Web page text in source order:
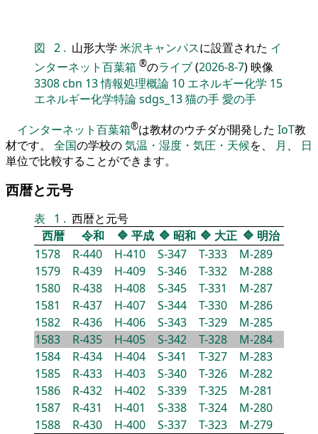
図 2 . 山形大学 米沢キャンパスに設置された イ
ンターネット百葉箱 ®のライブ(2026-8-7) 映像
3308cbn 13情報処理概論 10 エネルギー化学 15
エネルギー化学特論sdgs_13猫の手愛の手
インターネット百葉箱®は教材のウチダが開発した IoT教
材です。 全国の学校の気温・湿度・気圧・天候を、 月 、 日
単位で比較することができます。
西暦と元号
表 1 . 西暦と元号
西暦
令和 🔷 平成 🔷 昭和 🔷 大正 🔷 明治
1578
R-440 H-410 S-347 T-333
M-289
1579
R-439 H-409 S-346 T-332
M-288
1580
R-438 H-408 S-345 T-331
M-287
1581
R-437 H-407 S-344 T-330
M-286
1582
R-436 H-406 S-343 T-329
M-285
1583
R-435 H-405 S-342 T-328
M-284
1584
R-434 H-404 S-341 T-327
M-283
1585
R-433 H-403 S-340 T-326
M-282
1586
R-432 H-402 S-339 T-325
M-281
1587
R-431 H-401 S-338 T-324
M-280
1588
R-430 H-400 S-337 T-323
M-279